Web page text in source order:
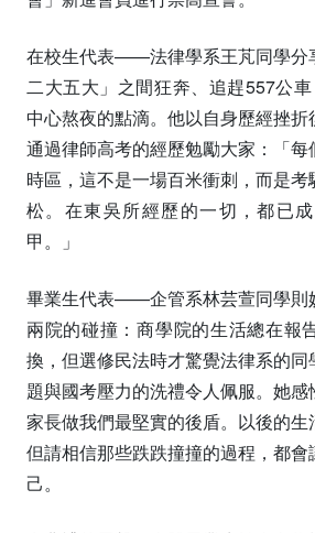
在校生代表——法律學系王芃同學分
二大五大」之間狂奔、追趕557公
中心熬夜的點滴。他以自身歷經挫
通過律師高考的經歷勉勵大家：「
時區，這不是一場百米衝刺，而是
松。在東吳所經歷的一切，都已
甲。」
畢業生代表——企管系林芸萱同學則
兩院的碰撞：商學院的生活總在報
換，但選修民法時才驚覺法律系的
題與國考壓力的洗禮令人佩服。她
家長做我們最堅實的後盾。以後的生
但請相信那些跌跌撞撞的過程，都會
己。